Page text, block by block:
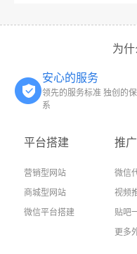
为什
安心的服务
领先的服务标准 独创的
系
平台搭建
营销型网站
商城型网站
微信平台搭建
推
微信
视频
贴吧
更多